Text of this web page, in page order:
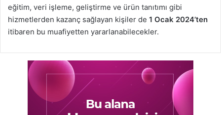
eğitim, veri işleme, geliştirme ve ürün tanıtımı gibi
hizmetlerden kazanç sağlayan kişiler de 1 Ocak 2024’ten
itibaren bu muafiyetten yararlanabilecekler.